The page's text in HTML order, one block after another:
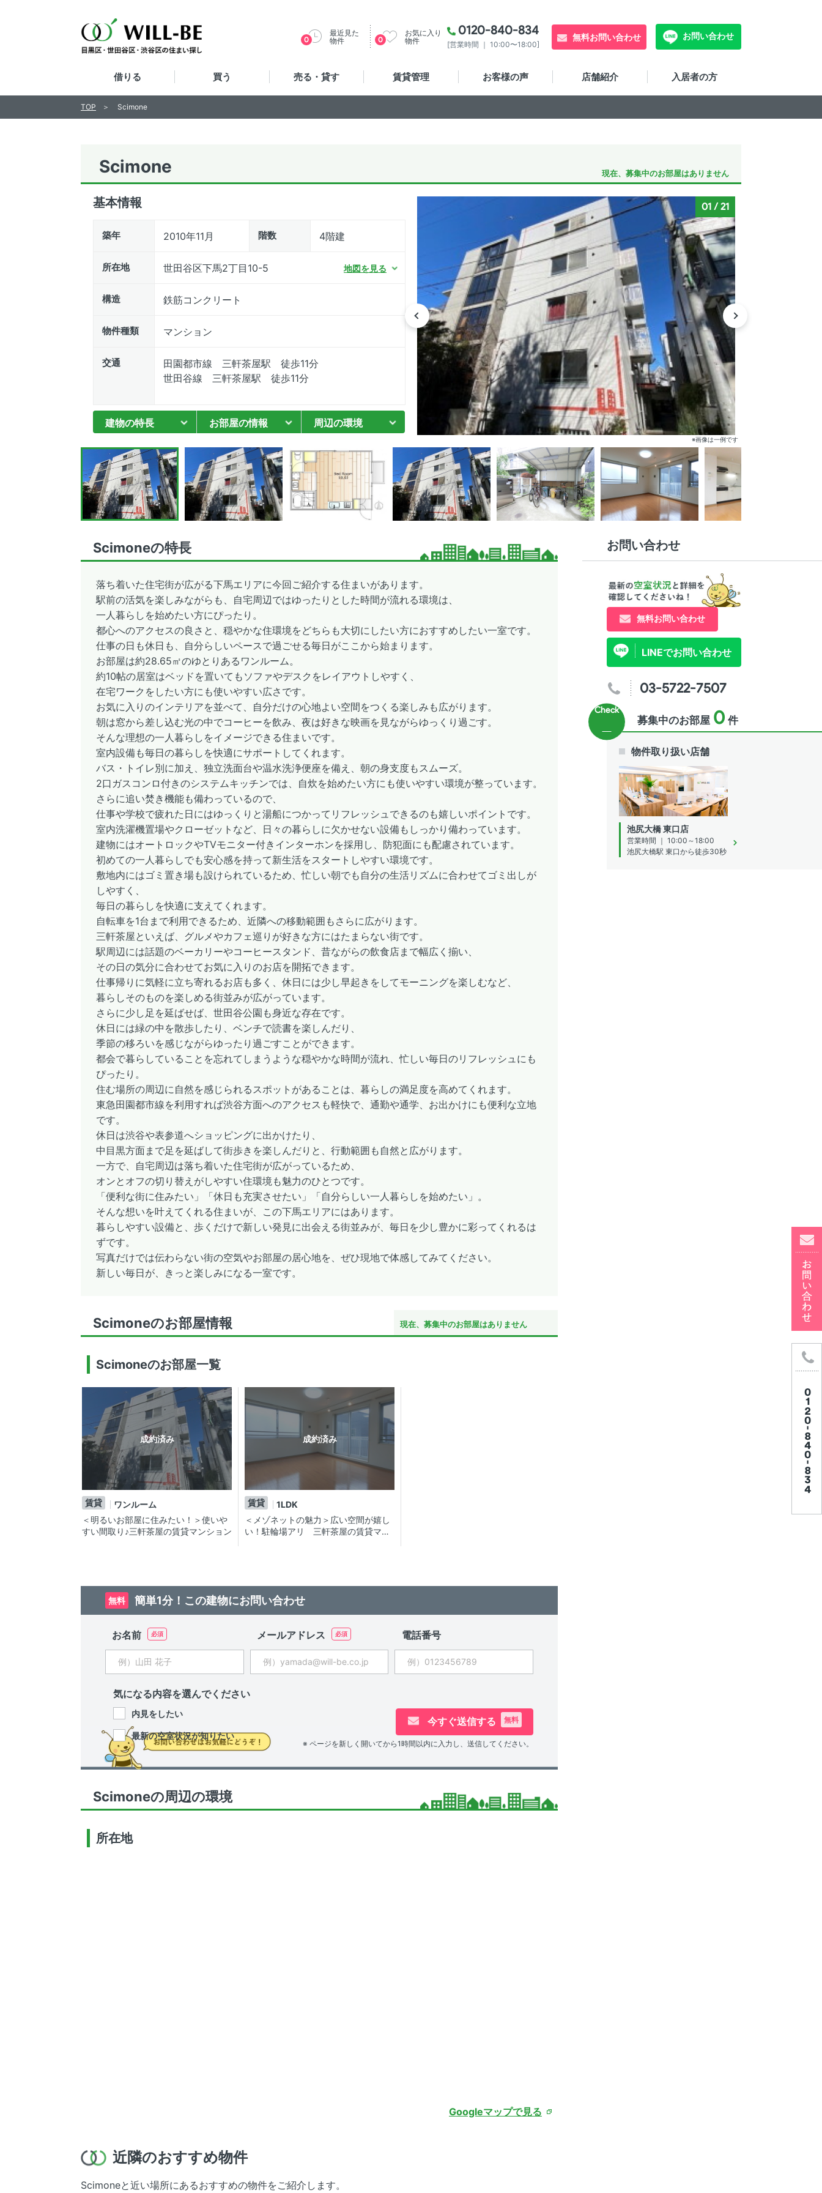
0120-840-834
[営業時間 ｜ 10:00〜18:00]
無料お問い合わせ お問い合わせ
最近見た
物件
0
お気に入り
物件
0
借りる 買う 売る・貸す 賃貸管理 お客様の声 店舗紹介 入居者の方
Scimone 現在、募集中のお部屋はありません
基本情報
築年 2010年11月 階数 4階建
所在地 世田谷区下馬2丁目10-5 地図を見る
構造 鉄筋コンクリート
物件種類 マンション
交通
田園都市線 三軒茶屋駅 徒歩11分
世田谷線 三軒茶屋駅 徒歩11分
建物の特長 お部屋の情報 周辺の環境
01 /21
※画像は一例です
Scimoneの特長
落ち着いた住宅街が広がる下馬エリアに今回ご紹介する住まいがあります。
駅前の活気を楽しみながらも、自宅周辺ではゆったりとした時間が流れる環境は、
一人暮らしを始めたい方にぴったり。
都心へのアクセスの良さと、穏やかな住環境をどちらも大切にしたい方におすすめしたい一室です。
仕事の日も休日も、自分らしいペースで過ごせる毎日がここから始まります。
お部屋は約28.65㎡のゆとりあるワンルーム。
約10帖の居室はベッドを置いてもソファやデスクをレイアウトしやすく、
在宅ワークをしたい方にも使いやすい広さです。
お気に入りのインテリアを並べて、自分だけの心地よい空間をつくる楽しみも広がります。
朝は窓から差し込む光の中でコーヒーを飲み、夜は好きな映画を見ながらゆっくり過ごす。
そんな理想の一人暮らしをイメージできる住まいです。
室内設備も毎日の暮らしを快適にサポートしてくれます。
バス・トイレ別に加え、独立洗面台や温水洗浄便座を備え、朝の身支度もスムーズ。
2口ガスコンロ付きのシステムキッチンでは、自炊を始めたい方にも使いやすい環境が整っています。
さらに追い焚き機能も備わっているので、
仕事や学校で疲れた日にはゆっくりと湯船につかってリフレッシュできるのも嬉しいポイントです。
室内洗濯機置場やクローゼットなど、日々の暮らしに欠かせない設備もしっかり備わっています。
建物にはオートロックやTVモニター付きインターホンを採用し、防犯面にも配慮されています。
初めての一人暮らしでも安心感を持って新生活をスタートしやすい環境です。
敷地内にはゴミ置き場も設けられているため、忙しい朝でも自分の生活リズムに合わせてゴミ出しが
しやすく、
毎日の暮らしを快適に支えてくれます。
自転車を1台まで利用できるため、近隣への移動範囲もさらに広がります。
三軒茶屋といえば、グルメやカフェ巡りが好きな方にはたまらない街です。
駅周辺には話題のベーカリーやコーヒースタンド、昔ながらの飲食店まで幅広く揃い、
その日の気分に合わせてお気に入りのお店を開拓できます。
仕事帰りに気軽に立ち寄れるお店も多く、休日には少し早起きをしてモーニングを楽しむなど、
暮らしそのものを楽しめる街並みが広がっています。
さらに少し足を延ばせば、世田谷公園も身近な存在です。
休日には緑の中を散歩したり、ベンチで読書を楽しんだり、
季節の移ろいを感じながらゆったり過ごすことができます。
都会で暮らしていることを忘れてしまうような穏やかな時間が流れ、忙しい毎日のリフレッシュにも
ぴったり。
住む場所の周辺に自然を感じられるスポットがあることは、暮らしの満足度を高めてくれます。
東急田園都市線を利用すれば渋谷方面へのアクセスも軽快で、通勤や通学、お出かけにも便利な立地
です。
休日は渋谷や表参道へショッピングに出かけたり、
中目黒方面まで足を延ばして街歩きを楽しんだりと、行動範囲も自然と広がります。
一方で、自宅周辺は落ち着いた住宅街が広がっているため、
オンとオフの切り替えがしやすい住環境も魅力のひとつです。
「便利な街に住みたい」「休日も充実させたい」「自分らしい一人暮らしを始めたい」。
そんな想いを叶えてくれる住まいが、この下馬エリアにはあります。
暮らしやすい設備と、歩くだけで新しい発見に出会える街並みが、毎日を少し豊かに彩ってくれるは
ずです。
写真だけでは伝わらない街の空気やお部屋の居心地を、ぜひ現地で体感してみてください。
新しい毎日が、きっと楽しみになる一室です。
Scimoneのお部屋情報 現在、募集中のお部屋はありません
Scimoneのお部屋一覧
成約済み
賃貸
ワンルーム
＜明るいお部屋に住みたい！＞使いや
すい間取り♪三軒茶屋の賃貸マンション
成約済み
賃貸
1LDK
＜メゾネットの魅力＞広い空間が嬉し
い！駐輪場アリ 三軒茶屋の賃貸マン
無料 簡単1分！この建物にお問い合わせ
お名前 メールアドレス 電話番号
気になる内容を選んでください
内見をしたい
最新の空室状況が知りたい
今すぐ送信する 無料
※ ページを新しく開いてから1時間以内に入力し、送信してください。
Scimoneの周辺の環境
所在地
Googleマップで見る
お問い合わせ
無料お問い合わせ
LINEでお問い合わせ
03-5722-7507
募集中のお部屋 0 件
物件取り扱い店舗
池尻大橋 東口店
営業時間 ｜ 10:00～18:00
池尻大橋駅 東口から徒歩30秒
近隣のおすすめ物件
Scimoneと近い場所にあるおすすめの物件をご紹介します。
TOP Scimone